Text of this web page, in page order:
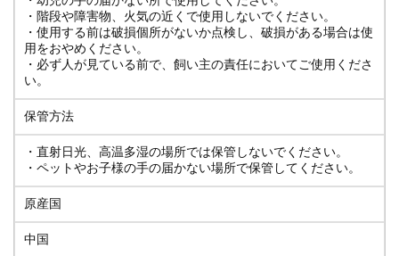
・階段や障害物、火気の近くで使用しないでください。
・使用する前は破損個所がないか点検し、破損がある場合は使
用をおやめください。
・必ず人が見ている前で、飼い主の責任においてご使用くださ
い。
保管方法
・直射日光、高温多湿の場所では保管しないでください。
・ペットやお子様の手の届かない場所で保管してください。
原産国
中国